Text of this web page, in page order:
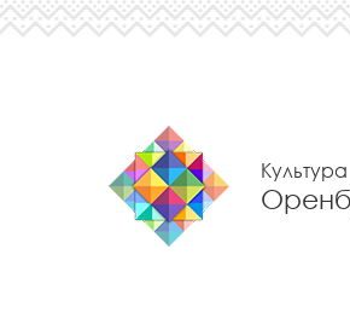
Культура